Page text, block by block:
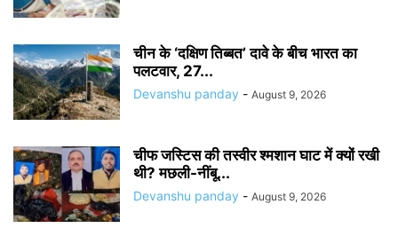
चीन के ‘दक्षिण तिब्बत’ दावे के बीच भारत का
पलटवार, 27...
Devanshu panday - August 9, 2026
चीफ जस्टिस की तस्वीर श्मशान घाट में क्यों रखी
थी? मछली-नींबू...
Devanshu panday - August 9, 2026